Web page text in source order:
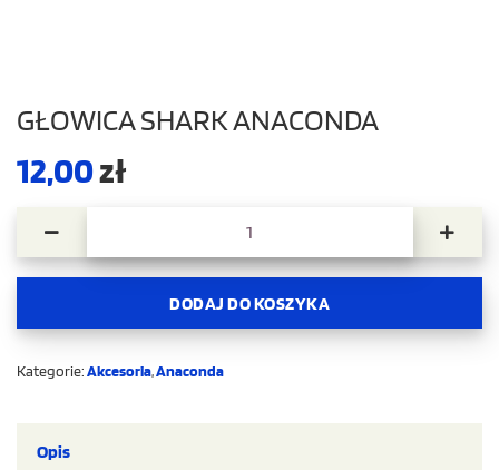
GŁOWICA SHARK ANACONDA
12,00zł
ilość Głowica Shark Anaconda
DODAJ DO KOSZYKA
Kategorie:Akcesoria,Anaconda
Opis